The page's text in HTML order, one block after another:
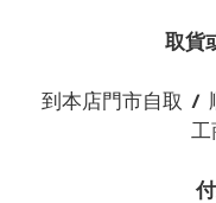
取貨
到本店門市自取 /
工